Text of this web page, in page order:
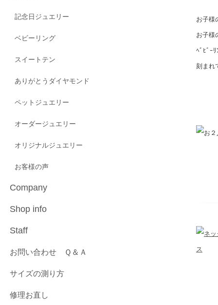
記念日ジュエリー
ベビーリング
スイートテン
ありがとうダイヤモンド
ペットジュエリー
オーダージュエリー
オリジナルジュエリー
お客様の声
Company
Shop info
Staff
お問い合わせ Ｑ＆Ａ
サイズの測り方
修理お直し
お子様
お子様
ﾍﾞﾋﾞｰ
刻まれ